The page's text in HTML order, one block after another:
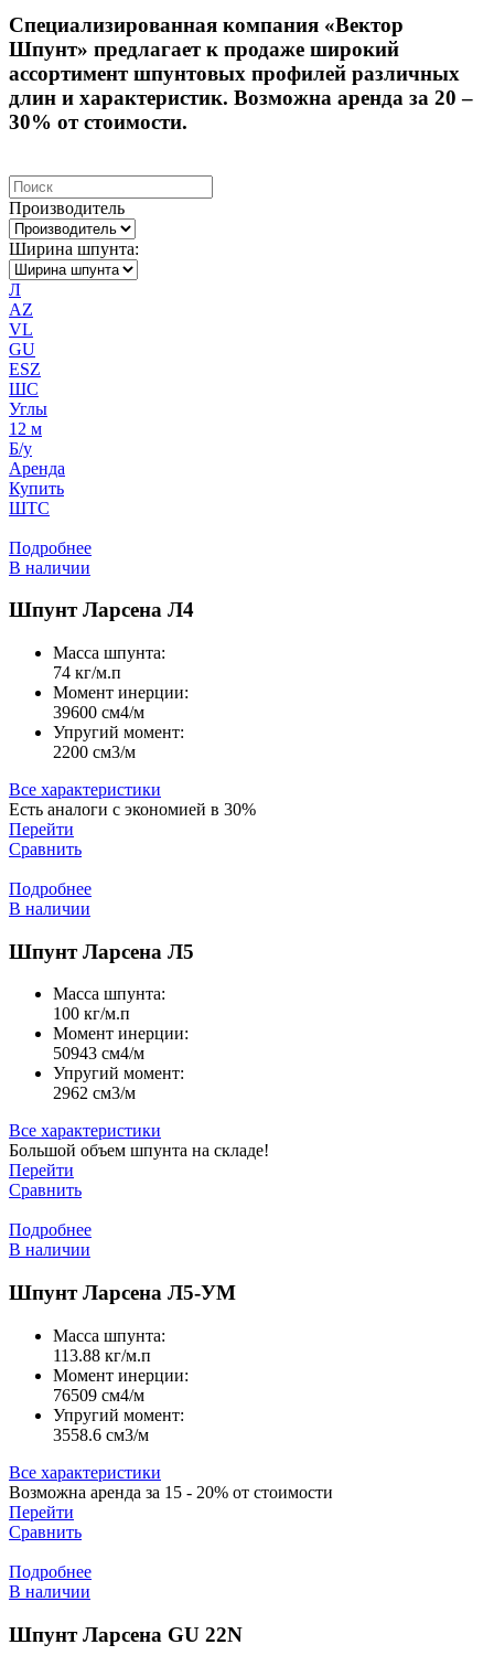
Специализированная компания «Вектор
Шпунт» предлагает к продаже широкий
ассортимент шпунтовых профилей различных
длин и характеристик. Возможна аренда за 20 –
30% от стоимости.
Производитель
Ширина шпунта:
Л
AZ
VL
GU
ESZ
ШС
Углы
12 м
Б/у
Аренда
Купить
ШТС
Подробнее
В наличии
Шпунт Ларсена Л4
Масса шпунта:
74 кг/м.п
Момент инерции:
39600 cм4/м
Упругий момент:
2200 cм3/м
Все характеристики
Есть аналоги с экономией в 30%
Перейти
Сравнить
Подробнее
В наличии
Шпунт Ларсена Л5
Масса шпунта:
100 кг/м.п
Момент инерции:
50943 cм4/м
Упругий момент:
2962 cм3/м
Все характеристики
Большой объем шпунта на складе!
Перейти
Сравнить
Подробнее
В наличии
Шпунт Ларсена Л5-УМ
Масса шпунта:
113.88 кг/м.п
Момент инерции:
76509 cм4/м
Упругий момент:
3558.6 cм3/м
Все характеристики
Возможна аренда за 15 - 20% от стоимости
Перейти
Сравнить
Подробнее
В наличии
Шпунт Ларсена GU 22N